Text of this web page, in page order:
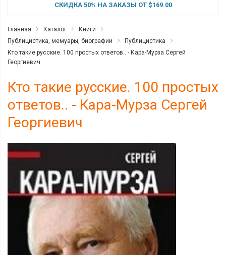
СКИДКА 50% НА ЗАКАЗЫ ОТ $169.00
Главная Каталог
Книги
Публицистика, мемуары, биографии
Публицистика
Кто такие русские. 100 простых ответов.. - Кара-Мурза Сергей
Георгиевич
Кто такие русские. 100 простых
ответов.. - Кара-Мурза Сергей
Георгиевич